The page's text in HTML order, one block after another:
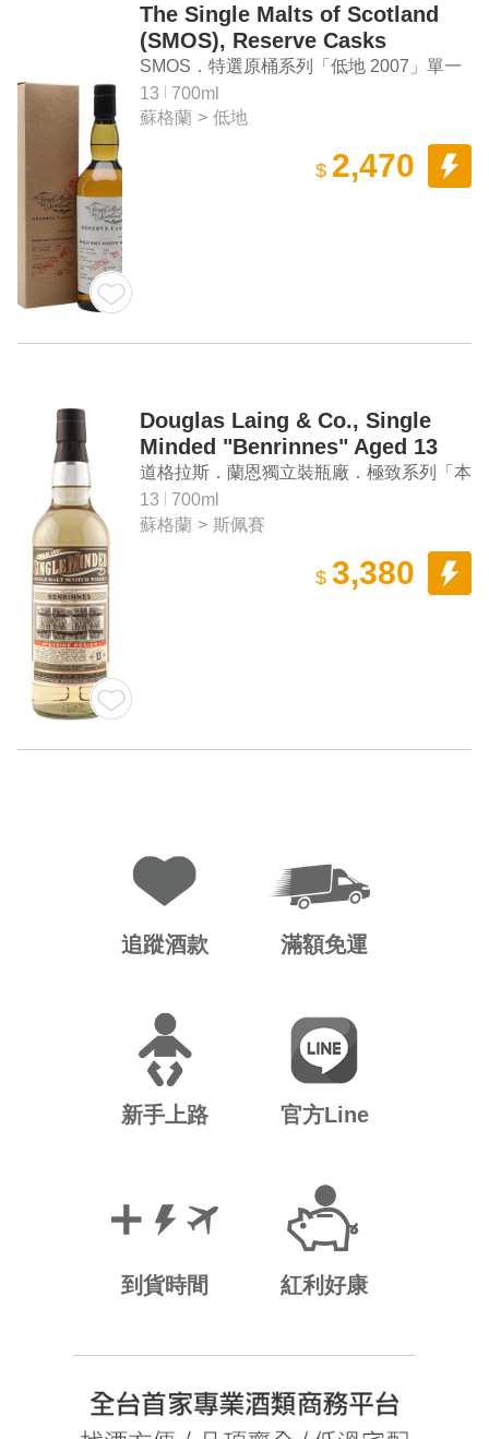
The Single Malts of Scotland
(SMOS), Reserve Casks
"Lowland 2007" Single Malt
Scotch Whisky
SMOS．特選原桶系列「低地 2007」單一
麥芽蘇格蘭威士忌
13
700ml
蘇格蘭 > 低地
$ 2,470
Douglas Laing & Co., Single
Minded "Benrinnes" Aged 13
Years Cask Strength Speyside
Single Malt Scotch Whisky
道格拉斯．蘭恩獨立裝瓶廠．極致系列「本
利林」13年 斯佩賽單一麥芽蘇格蘭威士忌
原酒
13
700ml
蘇格蘭 > 斯佩賽
$ 3,380
追蹤酒款 滿額免運
新手上路 官方Line
到貨時間 紅利好康